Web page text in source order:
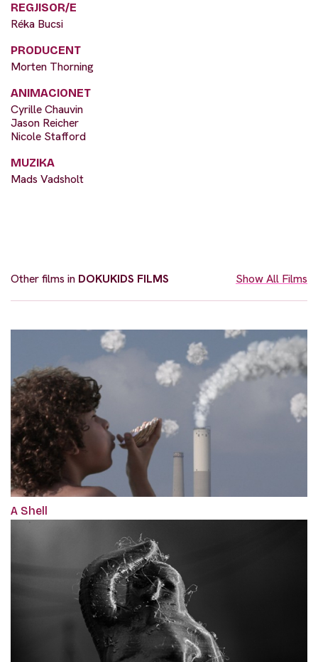
REGJISOR/E
Réka Bucsi
PRODUCENT
Morten Thorning
ANIMACIONET
Cyrille Chauvin
Jason Reicher
Nicole Stafford
MUZIKA
Mads Vadsholt
Other films in DOKUKIDS FILMS Show All Films
A Shell